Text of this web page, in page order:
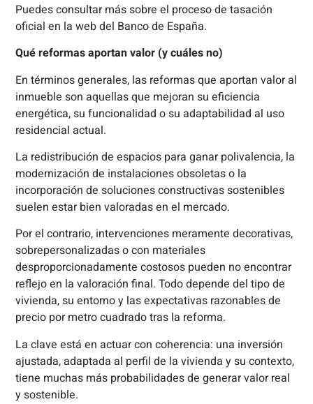
Puedes consultar más sobre el proceso de tasación
oficial en la web del Banco de España.
Qué reformas aportan valor (y cuáles no)
En términos generales, las reformas que aportan valor al
inmueble son aquellas que mejoran su eficiencia
energética, su funcionalidad o su adaptabilidad al uso
residencial actual.
La redistribución de espacios para ganar polivalencia, la
modernización de instalaciones obsoletas o la
incorporación de soluciones constructivas sostenibles
suelen estar bien valoradas en el mercado.
Por el contrario, intervenciones meramente decorativas,
sobrepersonalizadas o con materiales
desproporcionadamente costosos pueden no encontrar
reflejo en la valoración final. Todo depende del tipo de
vivienda, su entorno y las expectativas razonables de
precio por metro cuadrado tras la reforma.
La clave está en actuar con coherencia: una inversión
ajustada, adaptada al perfil de la vivienda y su contexto,
tiene muchas más probabilidades de generar valor real
y sostenible.